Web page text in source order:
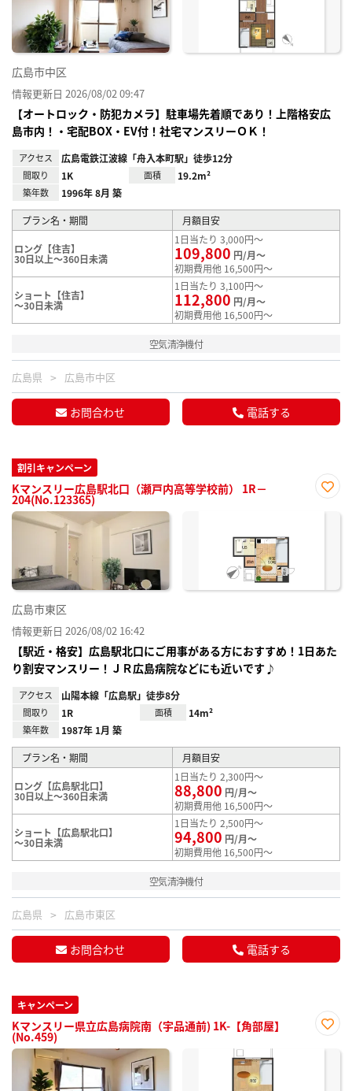
広島市中区
情報更新日 2026/08/02 09:47
【オートロック・防犯カメラ】駐車場先着順であり！上階格安広
島市内！・宅配BOX・EV付！社宅マンスリーＯＫ！
アクセス 広島電鉄江波線「舟入本町駅」徒歩12分
間取り 1K 面積 19.2m²
築年数 1996年 8月 築
プラン名・期間 月額目安
ロング【住吉】
30日以上～360日未満
1日当たり 3,000円～
109,800 円/月～
初期費用他 16,500円～
ショート【住吉】
～30日未満
1日当たり 3,100円～
112,800 円/月～
初期費用他 16,500円～
空気清浄機付
広島県 広島市中区
お問合わせ 電話する
割引キャンペーン
Kマンスリー広島駅北口（瀬戸内高等学校前） 1R－
204(No.123365)
に入
広島市東区
情報更新日 2026/08/02 16:42
【駅近・格安】広島駅北口にご用事がある方におすすめ！1日あた
り割安マンスリー！ＪＲ広島病院などにも近いです♪
アクセス 山陽本線「広島駅」徒歩8分
間取り 1R 面積 14m²
築年数 1987年 1月 築
プラン名・期間 月額目安
ロング【広島駅北口】
30日以上～360日未満
1日当たり 2,300円～
88,800 円/月～
初期費用他 16,500円～
ショート【広島駅北口】
～30日未満
1日当たり 2,500円～
94,800 円/月～
初期費用他 16,500円～
空気清浄機付
広島県 広島市東区
お問合わせ 電話する
キャンペーン
Kマンスリー県立広島病院南（宇品通前) 1K-【角部屋】
(No.459)
に入